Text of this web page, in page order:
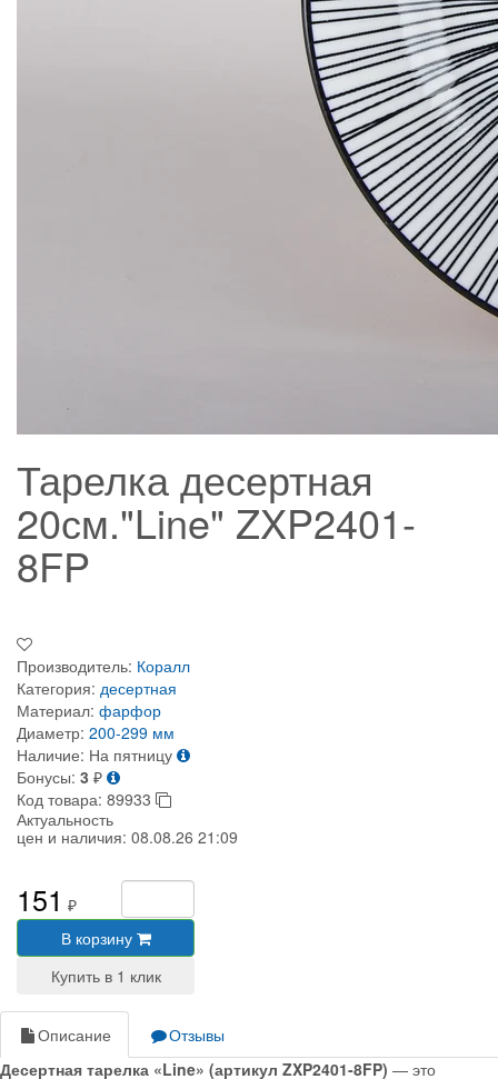
Тарелка десертная
20см."Line" ZXP2401-
8FP
Производитель: Коралл
Категория: десертная
Материал: фарфор
Диаметр: 200-299 мм
Наличие: На пятницу
Бонусы: 3 ₽
Код товара: 89933
Актуальность
цен и наличия: 08.08.26 21:09
151 ₽
В корзину
Описание
Отзывы
Десертная тарелка «Line» (артикул ZXP2401-8FP) — это